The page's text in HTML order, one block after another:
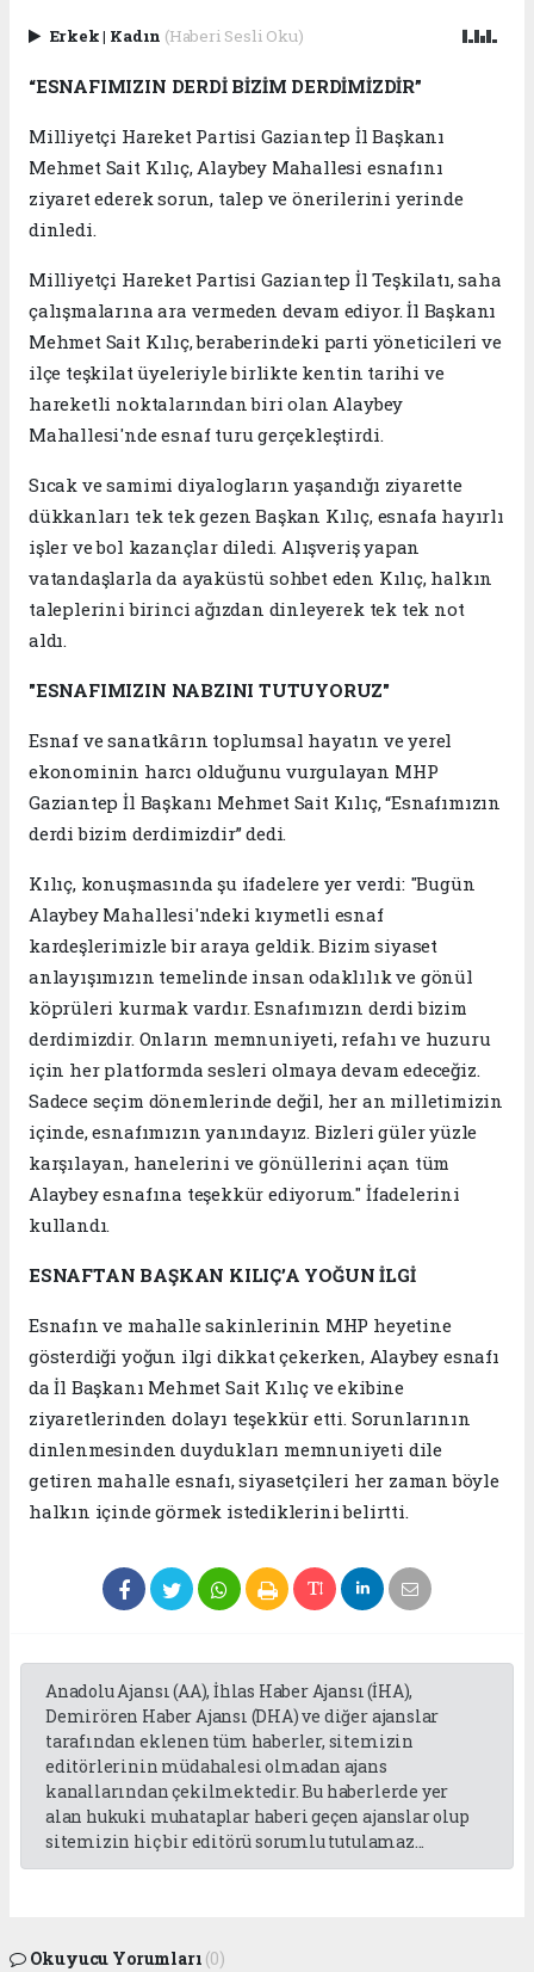
Erkek| Kadın (Haberi Sesli Oku)
“ESNAFIMIZIN DERDİ BİZİM DERDİMİZDİR”
Milliyetçi Hareket Partisi Gaziantep İl Başkanı
Mehmet Sait Kılıç, Alaybey Mahallesi esnafını
ziyaret ederek sorun, talep ve önerilerini yerinde
dinledi.
Milliyetçi Hareket Partisi Gaziantep İl Teşkilatı, saha
çalışmalarına ara vermeden devam ediyor. İl Başkanı
Mehmet Sait Kılıç, beraberindeki parti yöneticileri ve
ilçe teşkilat üyeleriyle birlikte kentin tarihi ve
hareketli noktalarından biri olan Alaybey
Mahallesi'nde esnaf turu gerçekleştirdi.
Sıcak ve samimi diyalogların yaşandığı ziyarette
dükkanları tek tek gezen Başkan Kılıç, esnafa hayırlı
işler ve bol kazançlar diledi. Alışveriş yapan
vatandaşlarla da ayaküstü sohbet eden Kılıç, halkın
taleplerini birinci ağızdan dinleyerek tek tek not
aldı.
"ESNAFIMIZIN NABZINI TUTUYORUZ"
Esnaf ve sanatkârın toplumsal hayatın ve yerel
ekonominin harcı olduğunu vurgulayan MHP
Gaziantep İl Başkanı Mehmet Sait Kılıç, “Esnafımızın
derdi bizim derdimizdir” dedi.
Kılıç, konuşmasında şu ifadelere yer verdi: "Bugün
Alaybey Mahallesi'ndeki kıymetli esnaf
kardeşlerimizle bir araya geldik. Bizim siyaset
anlayışımızın temelinde insan odaklılık ve gönül
köprüleri kurmak vardır. Esnafımızın derdi bizim
derdimizdir. Onların memnuniyeti, refahı ve huzuru
için her platformda sesleri olmaya devam edeceğiz.
Sadece seçim dönemlerinde değil, her an milletimizin
içinde, esnafımızın yanındayız. Bizleri güler yüzle
karşılayan, hanelerini ve gönüllerini açan tüm
Alaybey esnafına teşekkür ediyorum." İfadelerini
kullandı.
ESNAFTAN BAŞKAN KILIÇ’A YOĞUN İLGİ
Esnafın ve mahalle sakinlerinin MHP heyetine
gösterdiği yoğun ilgi dikkat çekerken, Alaybey esnafı
da İl Başkanı Mehmet Sait Kılıç ve ekibine
ziyaretlerinden dolayı teşekkür etti. Sorunlarının
dinlenmesinden duydukları memnuniyeti dile
getiren mahalle esnafı, siyasetçileri her zaman böyle
halkın içinde görmek istediklerini belirtti.
Anadolu Ajansı (AA), İhlas Haber Ajansı (İHA),
Demirören Haber Ajansı (DHA) ve diğer ajanslar
tarafından eklenen tüm haberler, sitemizin
editörlerinin müdahalesi olmadan ajans
kanallarından çekilmektedir. Bu haberlerde yer
alan hukuki muhataplar haberi geçen ajanslar olup
sitemizin hiç bir editörü sorumlu tutulamaz...
Okuyucu Yorumları (0)